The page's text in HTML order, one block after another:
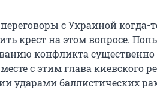
с Украиной когда-
крест на этом вопросе.
конфликта
с этим глава киевского
ударами баллистических